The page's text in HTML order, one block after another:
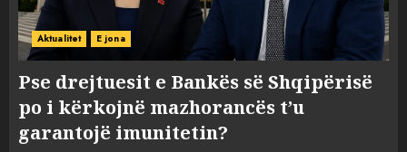
Aktualitet E jona
Pse drejtuesit e Bankës së Shqipërisë
po i kërkojnë mazhorancës t’u
garantojë imunitetin?